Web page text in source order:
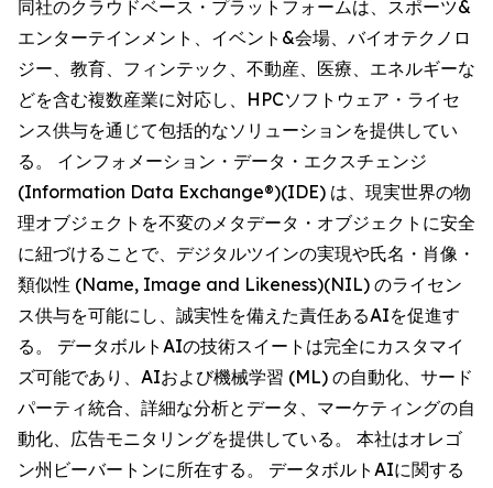
同社のクラウドベース・プラットフォームは、スポーツ&
エンターテインメント、イベント&会場、バイオテクノロ
ジー、教育、フィンテック、不動産、医療、エネルギーな
どを含む複数産業に対応し、HPCソフトウェア・ライセ
ンス供与を通じて包括的なソリューションを提供してい
る。 インフォメーション・データ・エクスチェンジ
(Information Data Exchange®)(IDE) は、現実世界の物
理オブジェクトを不変のメタデータ・オブジェクトに安全
に紐づけることで、デジタルツインの実現や氏名・肖像・
類似性 (Name, Image and Likeness)(NIL) のライセン
ス供与を可能にし、誠実性を備えた責任あるAIを促進す
る。 データボルトAIの技術スイートは完全にカスタマイ
ズ可能であり、AIおよび機械学習 (ML) の自動化、サード
パーティ統合、詳細な分析とデータ、マーケティングの自
動化、広告モニタリングを提供している。 本社はオレゴ
ン州ビーバートンに所在する。 データボルトAIに関する